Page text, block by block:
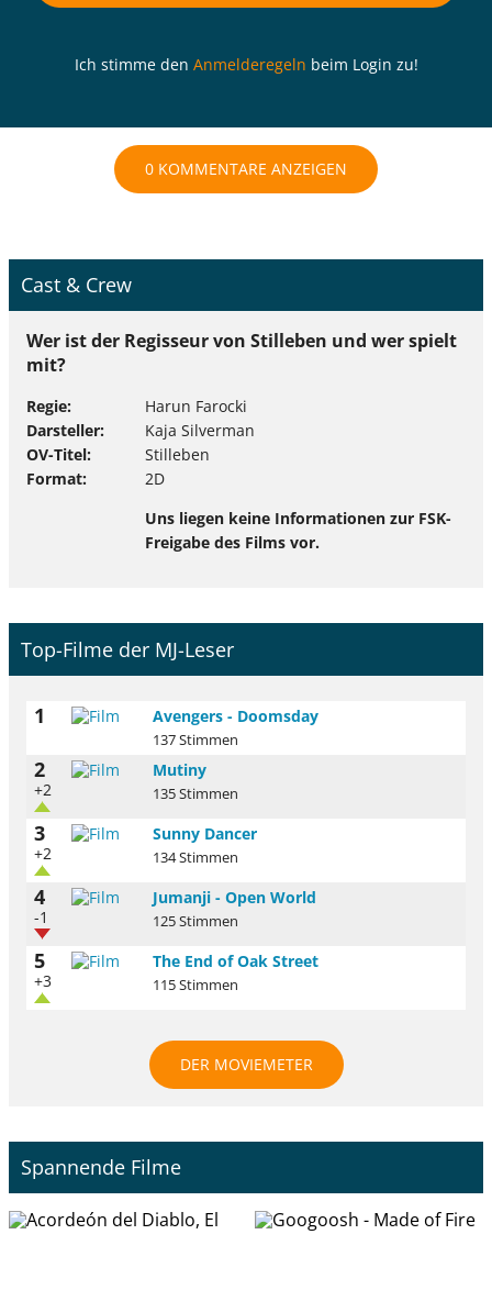
Ich stimme den Anmelderegeln beim Login zu!
0 KOMMENTARE ANZEIGEN
Cast & Crew
Wer ist der Regisseur von Stilleben und wer spielt
mit?
Regie
Harun Farocki
Darsteller
Kaja Silverman
OV-Titel
Stilleben
Format
2D
Uns liegen keine Informationen zur FSK-
Freigabe des Films vor.
Top-Filme der MJ-Leser
1 Avengers - Doomsday
137 Stimmen
2
+2
Mutiny
135 Stimmen
3
+2
Sunny Dancer
134 Stimmen
4
-1
Jumanji - Open World
125 Stimmen
5
+3
The End of Oak Street
115 Stimmen
DER MOVIEMETER
Spannende Filme